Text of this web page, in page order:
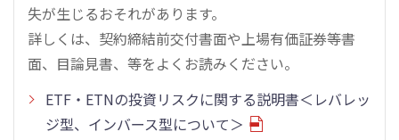
失が生じるおそれがあります。
詳しくは、契約締結前交付書面や上場有価証券等書
面、目論見書、等をよくお読みください。
ETF・ETNの投資リスクに関する説明書＜レバレッ
ジ型、インバース型について＞